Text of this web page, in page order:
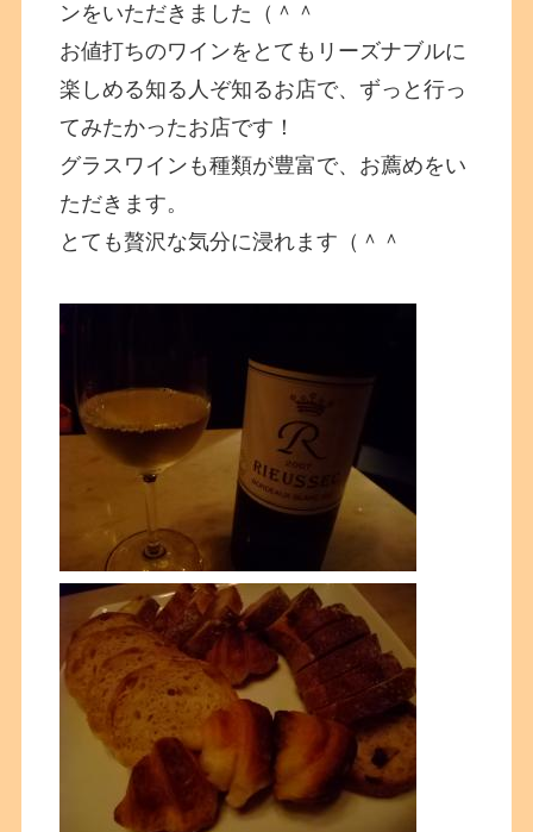
ンをいただきました（＾＾
お値打ちのワインをとてもリーズナブルに
楽しめる知る人ぞ知るお店で、ずっと行っ
てみたかったお店です！
グラスワインも種類が豊富で、お薦めをい
ただきます。
とても贅沢な気分に浸れます（＾＾